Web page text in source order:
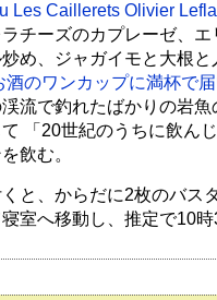
Les Caillerets Olivier
チーズのカプレーゼ、
め、ジャガイモと大根
酒のワンカップに満杯で
流で釣れたばかりの岩
「20世紀のうちに飲ん
飲む。
と、からだに2枚のバス
室へ移動し、推定で10時